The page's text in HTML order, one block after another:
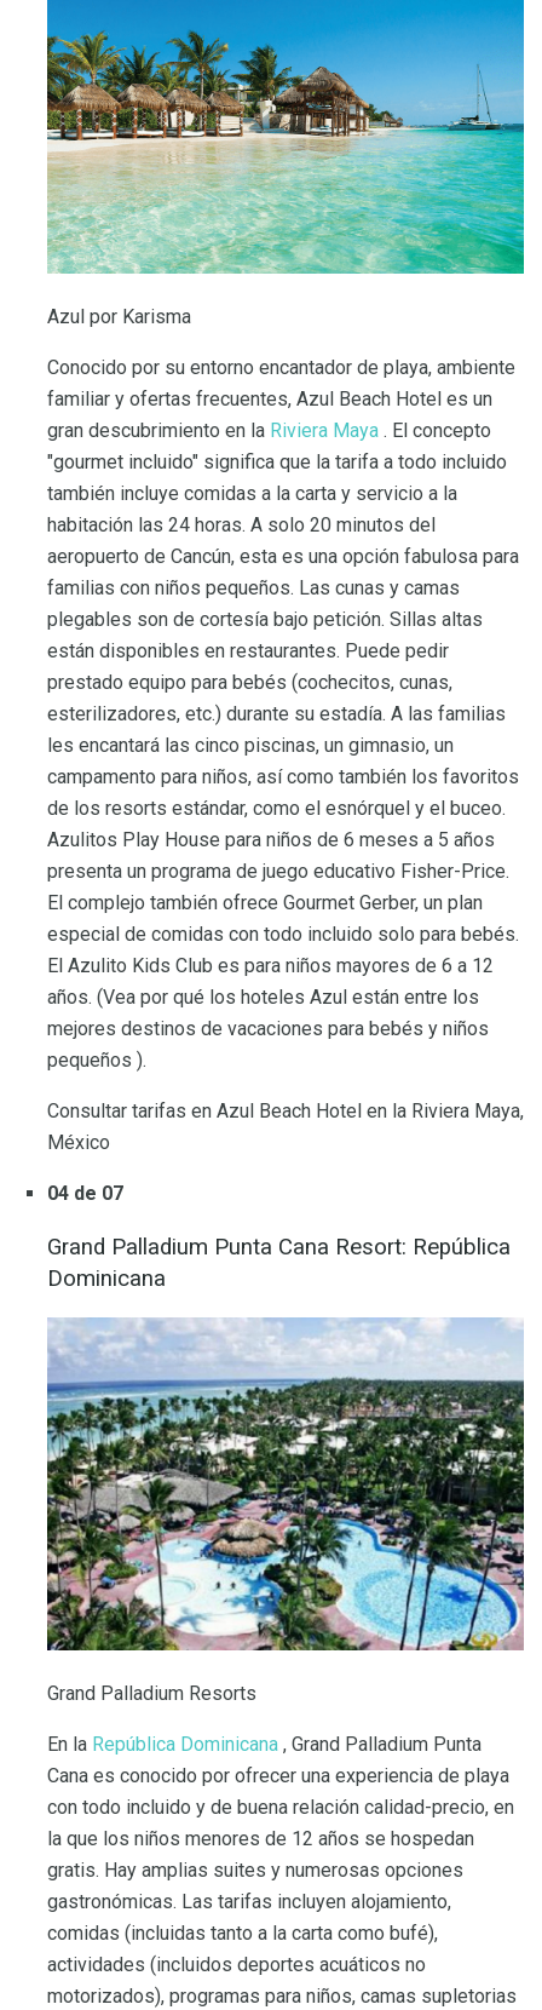
Azul por Karisma
Conocido por su entorno encantador de playa, ambiente
familiar y ofertas frecuentes, Azul Beach Hotel es un
gran descubrimiento en la Riviera Maya . El concepto
"gourmet incluido" significa que la tarifa a todo incluido
también incluye comidas a la carta y servicio a la
habitación las 24 horas. A solo 20 minutos del
aeropuerto de Cancún, esta es una opción fabulosa para
familias con niños pequeños. Las cunas y camas
plegables son de cortesía bajo petición. Sillas altas
están disponibles en restaurantes. Puede pedir
prestado equipo para bebés (cochecitos, cunas,
esterilizadores, etc.) durante su estadía. A las familias
les encantará las cinco piscinas, un gimnasio, un
campamento para niños, así como también los favoritos
de los resorts estándar, como el esnórquel y el buceo.
Azulitos Play House para niños de 6 meses a 5 años
presenta un programa de juego educativo Fisher-Price.
El complejo también ofrece Gourmet Gerber, un plan
especial de comidas con todo incluido solo para bebés.
El Azulito Kids Club es para niños mayores de 6 a 12
años. (Vea por qué los hoteles Azul están entre los
mejores destinos de vacaciones para bebés y niños
pequeños ).
Consultar tarifas en Azul Beach Hotel en la Riviera Maya,
México
04 de 07
Grand Palladium Punta Cana Resort: República
Dominicana
Grand Palladium Resorts
En la República Dominicana , Grand Palladium Punta
Cana es conocido por ofrecer una experiencia de playa
con todo incluido y de buena relación calidad-precio, en
la que los niños menores de 12 años se hospedan
gratis. Hay amplias suites y numerosas opciones
gastronómicas. Las tarifas incluyen alojamiento,
comidas (incluidas tanto a la carta como bufé),
actividades (incluidos deportes acuáticos no
motorizados), programas para niños, camas supletorias